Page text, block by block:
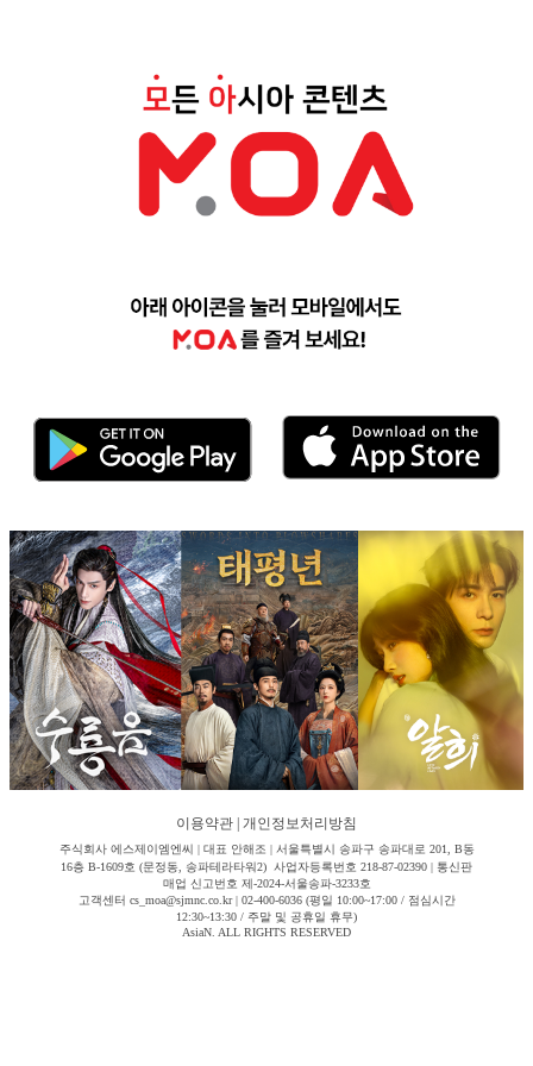
이용약관 개인정보처리방침
주식회사 에스제이엠엔씨 | 대표 안해조 | 서울특별시 송파구 송파대로 201, B동
16층 B-1609호 (문정동, 송파테라타워2) 사업자등록번호 218-87-02390 | 통신판
매업 신고번호 제-2024-서울송파-3233호
고객센터 cs_moa@sjmnc.co.kr | 02-400-6036 (평일 10:00~17:00 / 점심시간
12:30~13:30 / 주말 및 공휴일 휴무)
AsiaN. ALL RIGHTS RESERVED